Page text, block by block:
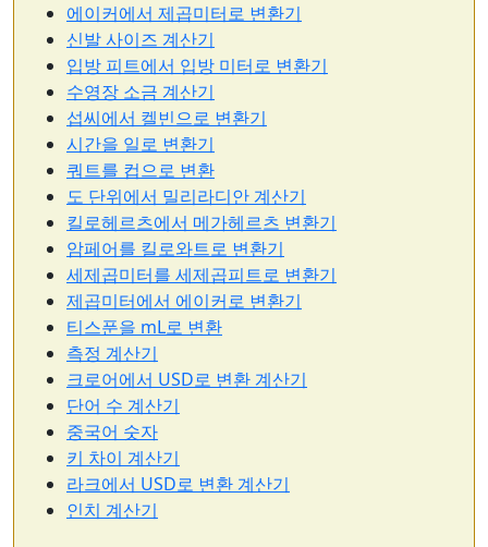
에이커에서 제곱미터로 변환기
신발 사이즈 계산기
입방 피트에서 입방 미터로 변환기
수영장 소금 계산기
섭씨에서 켈빈으로 변환기
시간을 일로 변환기
쿼트를 컵으로 변환
도 단위에서 밀리라디안 계산기
킬로헤르츠에서 메가헤르츠 변환기
암페어를 킬로와트로 변환기
세제곱미터를 세제곱피트로 변환기
제곱미터에서 에이커로 변환기
티스푼을 mL로 변환
측정 계산기
크로어에서 USD로 변환 계산기
단어 수 계산기
중국어 숫자
키 차이 계산기
라크에서 USD로 변환 계산기
인치 계산기